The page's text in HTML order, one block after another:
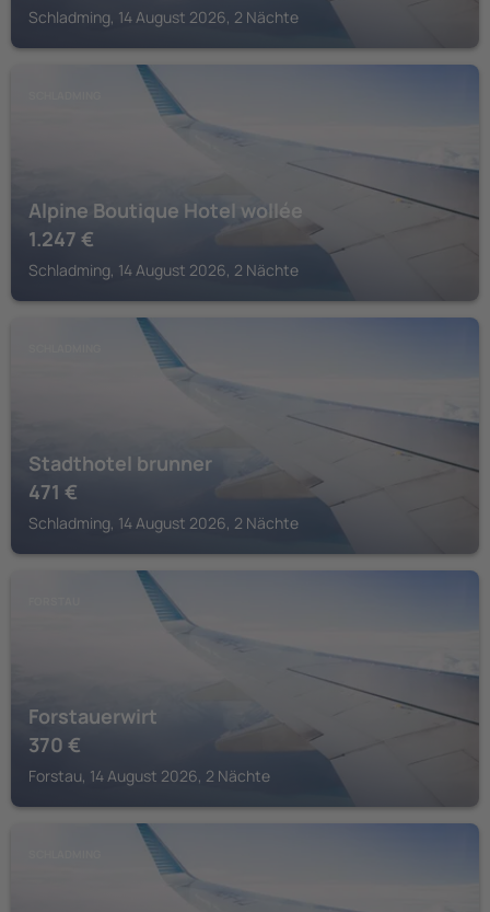
Schladming, 14 August 2026, 2 Nächte
Alpine Boutique Hotel wollée
1.247 €
Schladming, 14 August 2026, 2 Nächte
Stadthotel brunner
471 €
Schladming, 14 August 2026, 2 Nächte
Forstauerwirt
370 €
Forstau, 14 August 2026, 2 Nächte